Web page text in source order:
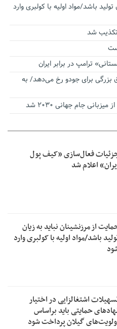
باشد/مواد اولیه با کولبری وارد
تکذیب شد
ترامپ در برابر ایران
بزرگی برای جودو رخ می‌دهد/ به
جام جهانی ۲۰۳۰ شد
فعال‌سازی «کیف پول
اعلام شد
از مرزنشینان نباید به زیان
باشد/مواد اولیه با کولبری وارد
اشتغالزایی در اختیار
حمایتی باید براساس
گیلان پرداخت شود